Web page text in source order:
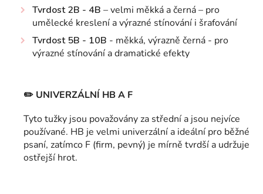
Tvrdost 2B - 4B – velmi měkká a černá – pro
umělecké kreslení a výrazné stínování i šrafování
Tvrdost 5B - 10B - měkká, výrazně černá - pro
výrazné stínování a dramatické efekty
✏️ UNIVERZÁLNÍ HB A F
Tyto tužky jsou považovány za střední a jsou nejvíce
používané. HB je velmi univerzální a ideální pro běžné
psaní, zatímco F (firm, pevný) je mírně tvrdší a udržuje
ostřejší hrot.